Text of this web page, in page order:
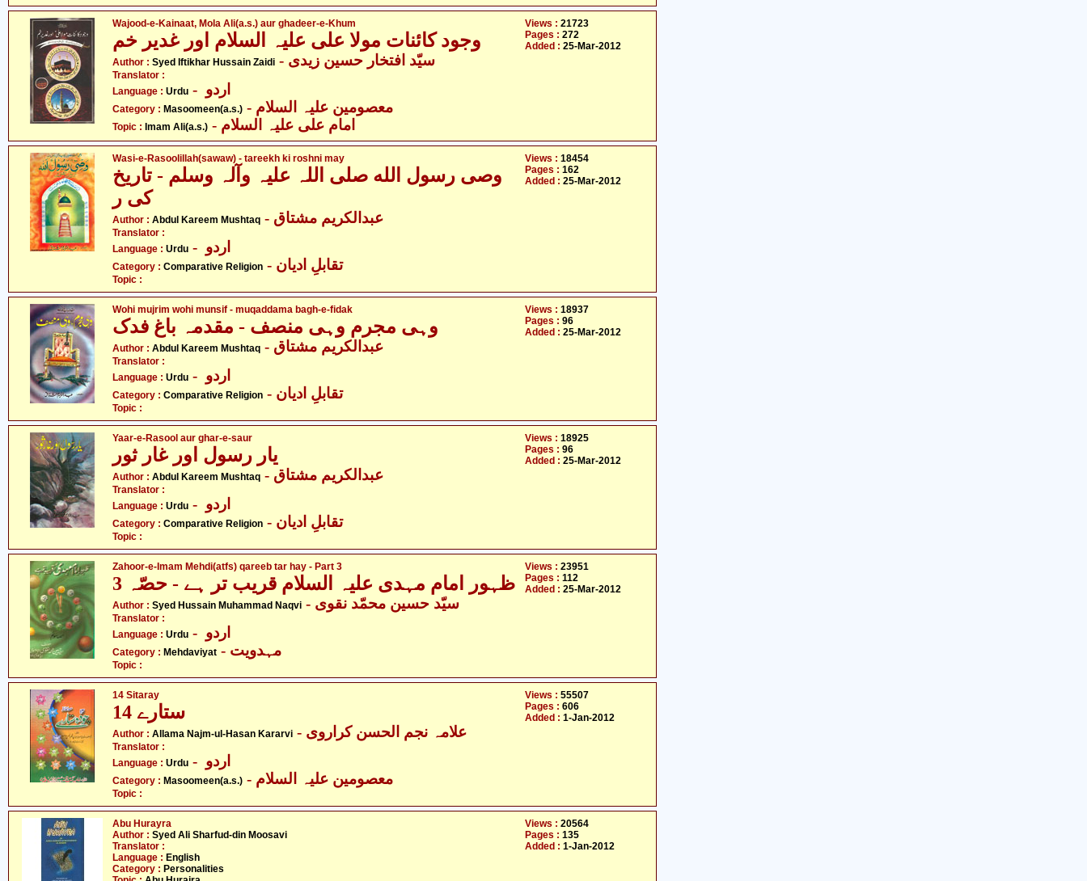
Wajood-e-Kainaat, Mola Ali(a.s.) aur ghadeer-e-Khum
وجود کائنات مولا علی علیہ السلام اور غدیر خم
Author : Syed Iftikhar Hussain Zaidi - سیّد افتخار حسین زیدی
Translator :
Language : Urdu
Category : Masoomeen(a.s.)
Topic : Imam Ali(a.s.) - امام علی علیہ السلام
Views : 21723
Pages : 272
Added : 25-Mar-2012
Wasi-e-Rasoolillah(sawaw) - tareekh ki roshni may
وصی رسول الله صلی اللہ علیہ وآلہ وسلم - تاریخ
کی ر
Author : Abdul Kareem Mushtaq - عبدالکریم مشتاق
Translator :
Language : Urdu
Category : Comparative Religion - تقابلِ ادیان
Topic :
Views : 18454
Pages : 162
Added : 25-Mar-2012
Wohi mujrim wohi munsif - muqaddama bagh-e-fidak
وہی مجرم وہی منصف - مقدمہ باغ فدک
Author : Abdul Kareem Mushtaq - عبدالکریم مشتاق
Translator :
Language : Urdu
Category : Comparative Religion - تقابلِ ادیان
Topic :
Views : 18937
Pages : 96
Added : 25-Mar-2012
Yaar-e-Rasool aur ghar-e-saur
یار رسول اور غار ثور
Author : Abdul Kareem Mushtaq - عبدالکریم مشتاق
Translator :
Language : Urdu
Category : Comparative Religion - تقابلِ ادیان
Topic :
Views : 18925
Pages : 96
Added : 25-Mar-2012
Zahoor-e-Imam Mehdi(atfs) qareeb tar hay - Part 3
ظہور امام مہدی علیہ السلام قریب تر ہے - حصّہ 3
Author : Syed Hussain Muhammad Naqvi - سیّد حسین محمّد نقوی
Translator :
Language : Urdu
Category : Mehdaviyat - مہدویت
Topic :
Views : 23951
Pages : 112
Added : 25-Mar-2012
14 Sitaray
14 ستارے
Author : Allama Najm-ul-Hasan Kararvi - علامہ نجم الحسن کراروی
Translator :
Language : Urdu
Category : Masoomeen(a.s.)
Topic :
Views : 55507
Pages : 606
Added : 1-Jan-2012
Abu Hurayra
Author : Syed Ali Sharfud-din Moosavi
Translator :
Language : English
Category : Personalities
Views : 20564
Pages : 135
Added : 1-Jan-2012